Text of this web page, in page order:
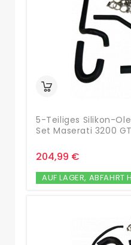
5-Teiliges Silikon-
Set Maserati 3200
204,99 €
AUF LAGER, ABFAHRT